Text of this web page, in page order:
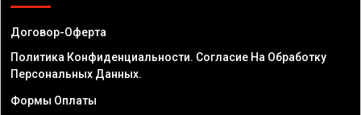
Договор-Оферта
Политика Конфиденциальности. Согласие На Обработку
Персональных Данных.
Формы Оплаты